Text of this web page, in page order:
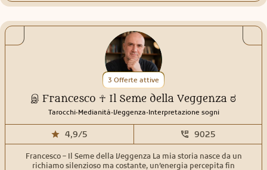
3 Offerte attive
இ Francesco ☥ Il Seme della Veggenza ಠ
Tarocchi.Medianità.Veggenza.Interpretazione sogni
4,9/5 9025
Francesco – Il Seme della Veggenza La mia storia nasce da un
richiamo silenzioso ma costante, un’energia percepita fin